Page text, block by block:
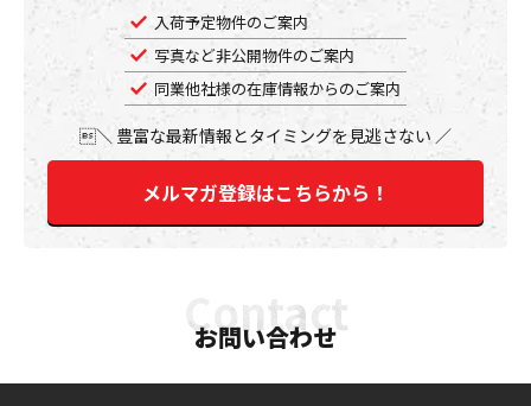
入荷予定物件のご案内
写真など非公開物件のご案内
同業他社様の在庫情報からのご案内
豊富な最新情報とタイミングを見逃さない
メルマガ登録はこちらから！
お問い合わせ